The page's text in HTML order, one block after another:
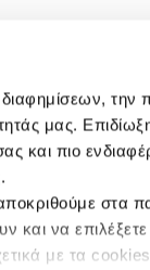
διαφημίσεων, την
μας.
και πιο
στα
και να
με τα